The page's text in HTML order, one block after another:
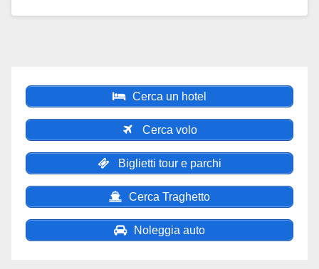
Cerca un hotel
Cerca volo
Biglietti tour e parchi
Cerca Traghetto
Noleggia auto